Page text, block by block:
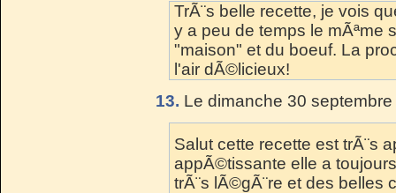
TrÃ¨s belle recette, je vois
y a peu de temps le mÃªme
"maison" et du boeuf. La
l'air dÃ©licieux!
13. Le dimanche 30
Salut cette recette est trÃ¨s
appÃ©tissante elle a
trÃ¨s lÃ©gÃ¨re et des belles